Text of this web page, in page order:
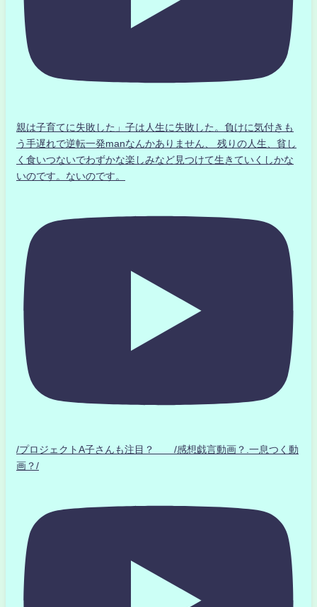
親は子育てに失敗した」子は人生に失敗した。負けに気付きも
う手遅れで逆転一発manなんかありません、 残りの人生、貧し
く食いつないでわずかな楽しみなど見つけて生きていくしかな
いのです。ないのです。
/プロジェクトA子さんも注目？ /感想戯言動画？.一息つく動
画？/